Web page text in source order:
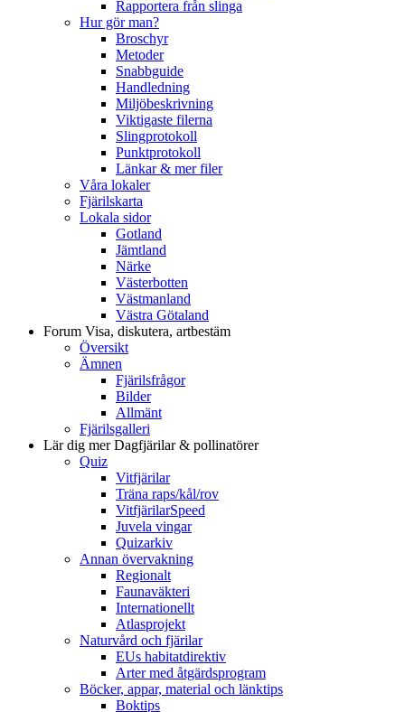
Rapportera från slinga
Hur gör man?
Broschyr
Metoder
Snabbguide
Handledning
Miljöbeskrivning
Viktigaste filerna
Slingprotokoll
Punktprotokoll
Länkar & mer filer
Våra lokaler
Fjärilskarta
Lokala sidor
Gotland
Jämtland
Närke
Västerbotten
Västmanland
Västra Götaland
Forum Visa, diskutera, artbestäm
Översikt
Ämnen
Fjärilsfrågor
Bilder
Allmänt
Fjärilsgalleri
Lär dig merDagfjärilar & pollinatörer
Quiz
Vitfjärilar
Träna raps/kål/rov
VitfjärilarSpeed
Juvela vingar
Quizarkiv
Annan övervakning
Regionalt
Faunaväkteri
Internationellt
Atlasprojekt
Naturvård och fjärilar
EUs habitatdirektiv
Arter med åtgärdsprogram
Böcker, appar, material och länktips
Boktips